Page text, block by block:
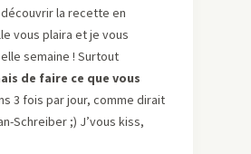
la recette en
vous plaira et je vous
semaine ! Surtout
de faire ce que vous
3 fois par jour, comme dirait
Schreiber ;) J’vous kiss,